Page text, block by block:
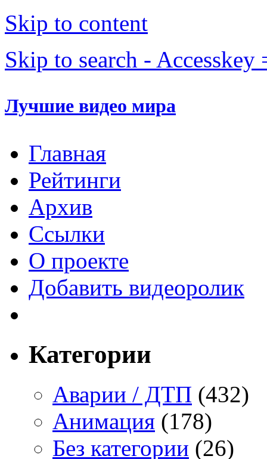
Skip to content
Skip to search - Accesskey
Лучшие видео мира
Главная
Рейтинги
Архив
Ссылки
О проекте
Добавить видеоролик
Категории
Аварии / ДТП (432)
Анимация (178)
Без категории (26)